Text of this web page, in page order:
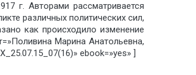
г. Авторами рассматривается
различных политических сил,
как происходило изменение
Марина Анатольевна,
ebook=»yes» ]